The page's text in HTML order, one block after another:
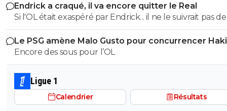
Endrick a craqué, il va encore quitter le Real
Si l'OL était exaspéré par Endrick... il ne le suivrait pas
près. Bref... Quand l'équipe sera complète... ce sera beaucoup
mieux.
Le PSG amène Malo Gusto pour concurrencer
Encore des sous pour l’OL
Ligue 1
Calendrier Résultats